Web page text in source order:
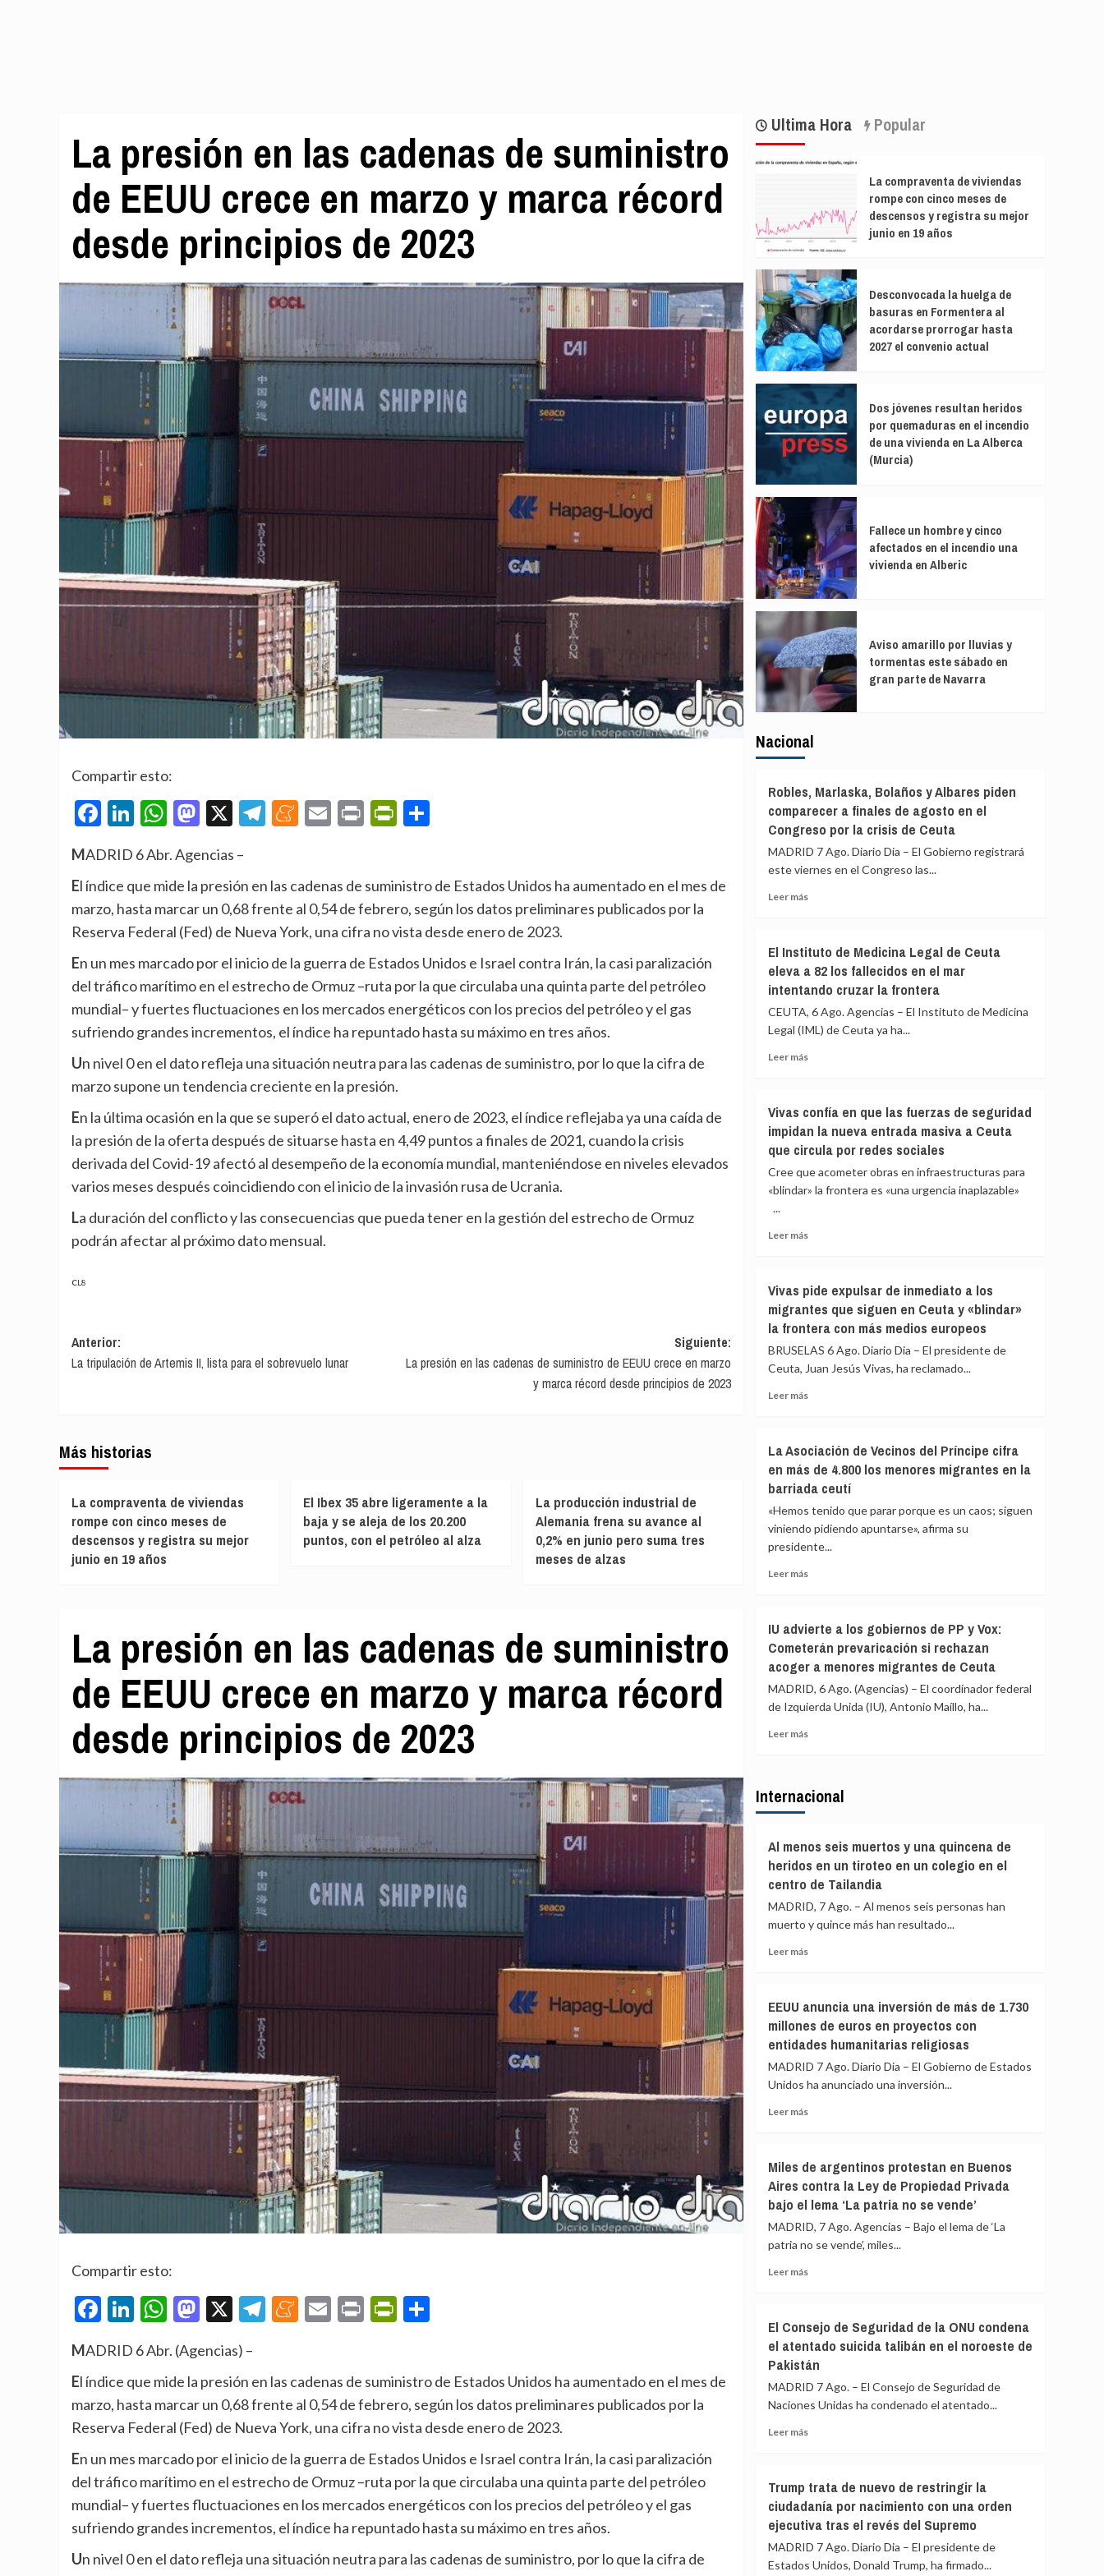
La presión en las cadenas de suministro
de EEUU crece en marzo y marca récord
desde principios de 2023
Compartir esto:
Facebook
LinkedIn
WhatsApp
Mastodon
X Telegram
Meneame
EmailPrintPrintFriendly
MADRID 6 Abr. Agencias –
El índice que mide la presión en las cadenas de suministro de Estados Unidos ha aumentado en el mes de
marzo, hasta marcar un 0,68 frente al 0,54 de febrero, según los datos preliminares publicados por la
Reserva Federal (Fed) de Nueva York, una cifra no vista desde enero de 2023.
En un mes marcado por el inicio de la guerra de Estados Unidos e Israel contra Irán, la casi paralización
del tráfico marítimo en el estrecho de Ormuz –ruta por la que circulaba una quinta parte del petróleo
mundial– y fuertes fluctuaciones en los mercados energéticos con los precios del petróleo y el gas
sufriendo grandes incrementos, el índice ha repuntado hasta su máximo en tres años.
Un nivel 0 en el dato refleja una situación neutra para las cadenas de suministro, por lo que la cifra de
marzo supone un tendencia creciente en la presión.
En la última ocasión en la que se superó el dato actual, enero de 2023, el índice reflejaba ya una caída de
la presión de la oferta después de situarse hasta en 4,49 puntos a finales de 2021, cuando la crisis
derivada del Covid-19 afectó al desempeño de la economía mundial, manteniéndose en niveles elevados
varios meses después coincidiendo con el inicio de la invasión rusa de Ucrania.
La duración del conflicto y las consecuencias que pueda tener en la gestión del estrecho de Ormuz
podrán afectar al próximo dato mensual.
CL8
Navegación
de
Anterior:
La tripulación de Artemis II, lista para el sobrevuelo lunar
Siguiente:
La presión en las cadenas de suministro de EEUU crece en marzo
y marca récord desde principios de 2023
Más historias
La compraventa de viviendas
rompe con cinco meses de
descensos y registra su mejor
junio en 19 años
El Ibex 35 abre ligeramente a la
baja y se aleja de los 20.200
puntos, con el petróleo al alza
La producción industrial de
Alemania frena su avance al
0,2% en junio pero suma tres
meses de alzas
La presión en las cadenas de suministro
de EEUU crece en marzo y marca récord
desde principios de 2023
Compartir esto:
Facebook
LinkedIn
WhatsApp
Mastodon
X Telegram
Meneame
EmailPrintPrintFriendly
MADRID 6 Abr. (Agencias) –
El índice que mide la presión en las cadenas de suministro de Estados Unidos ha aumentado en el mes de
marzo, hasta marcar un 0,68 frente al 0,54 de febrero, según los datos preliminares publicados por la
Reserva Federal (Fed) de Nueva York, una cifra no vista desde enero de 2023.
En un mes marcado por el inicio de la guerra de Estados Unidos e Israel contra Irán, la casi paralización
del tráfico marítimo en el estrecho de Ormuz –ruta por la que circulaba una quinta parte del petróleo
mundial– y fuertes fluctuaciones en los mercados energéticos con los precios del petróleo y el gas
sufriendo grandes incrementos, el índice ha repuntado hasta su máximo en tres años.
Un nivel 0 en el dato refleja una situación neutra para las cadenas de suministro, por lo que la cifra de
Ultima Hora Popular
La compraventa de viviendas
rompe con cinco meses de
descensos y registra su mejor
junio en 19 años
Desconvocada la huelga de
basuras en Formentera al
acordarse prorrogar hasta
2027 el convenio actual
Dos jóvenes resultan heridos
por quemaduras en el incendio
de una vivienda en La Alberca
(Murcia)
Fallece un hombre y cinco
afectados en el incendio una
vivienda en Alberic
Aviso amarillo por lluvias y
tormentas este sábado en
gran parte de Navarra
Nacional
Robles, Marlaska, Bolaños y Albares piden
comparecer a finales de agosto en el
Congreso por la crisis de Ceuta
MADRID 7 Ago. Diario Dia – El Gobierno registrará
este viernes en el Congreso las...
Leer másLeer
Marlaska,
Bolaños
y
piden
comparecer
en
el
Congreso
la
crisis
El Instituto de Medicina Legal de Ceuta
eleva a 82 los fallecidos en el mar
intentando cruzar la frontera
CEUTA, 6 Ago. Agencias – El Instituto de Medicina
Legal (IML) de Ceuta ya ha...
Leer másLeer
Instituto
de
Medicina
de
Ceuta
82
en
el
intentando
cruzar
la
Vivas confía en que las fuerzas de seguridad
impidan la nueva entrada masiva a Ceuta
que circula por redes sociales
Cree que acometer obras en infraestructuras para
«blindar» la frontera es «una urgencia inaplazable»
...
Leer másLeer
confía
en
que
fuerzas
de
entrada
masiva
a
que
circula
por
sociales
Vivas pide expulsar de inmediato a los
migrantes que siguen en Ceuta y «blindar»
la frontera con más medios europeos
BRUSELAS 6 Ago. Diario Dia – El presidente de
Ceuta, Juan Jesús Vivas, ha reclamado...
Leer másLeer
pide
expulsar
de
a
los
migrantes
siguen
y
«blindar»
frontera
con
más
europeos
La Asociación de Vecinos del Príncipe cifra
en más de 4.800 los menores migrantes en la
barriada ceutí
«Hemos tenido que parar porque es un caos; siguen
viniendo pidiendo apuntarse», afirma su
presidente...
Leer másLeer
Asociación
de
Vecinos
Príncipe
cifra
los
menores
la
barriada
ceutí
IU advierte a los gobiernos de PP y Vox:
Cometerán prevaricación si rechazan
acoger a menores migrantes de Ceuta
MADRID, 6 Ago. (Agencias) – El coordinador federal
de Izquierda Unida (IU), Antonio Maíllo, ha...
Leer másLeer
advierte
gobiernos
PP
y
Vox:
Cometerán
prevaricación
si
menores
migrantes
de
Internacional
Al menos seis muertos y una quincena de
heridos en un tiroteo en un colegio en el
centro de Tailandia
MADRID, 7 Ago. – Al menos seis personas han
muerto y quince más han resultado...
Leer másLeer
menos
seis
muertos
una
quincena
tiroteo
en
un
en
el
de
EEUU anuncia una inversión de más de 1.730
millones de euros en proyectos con
entidades humanitarias religiosas
MADRID 7 Ago. Diario Dia – El Gobierno de Estados
Unidos ha anunciado una inversión...
Leer másLeer
anuncia
una
inversión
más
de
en
proyectos
con
humanitarias
religiosas
Miles de argentinos protestan en Buenos
Aires contra la Ley de Propiedad Privada
bajo el lema ‘La patria no se vende’
MADRID, 7 Ago. Agencias – Bajo el lema de ‘La
patria no se vende’, miles...
Leer másLeer
de
argentinos
protestan
Buenos
Aires
Propiedad
Privada
bajo
lema
‘La
El Consejo de Seguridad de la ONU condena
el atentado suicida talibán en el noroeste de
Pakistán
MADRID 7 Ago. – El Consejo de Seguridad de
Naciones Unidas ha condenado el atentado...
Leer másLeer
Consejo
de
Seguridad
la
ONU
Trump trata de nuevo de restringir la
ciudadanía por nacimiento con una orden
ejecutiva tras el revés del Supremo
MADRID 7 Ago. Diario Dia – El presidente de
Estados Unidos, Donald Trump, ha firmado...